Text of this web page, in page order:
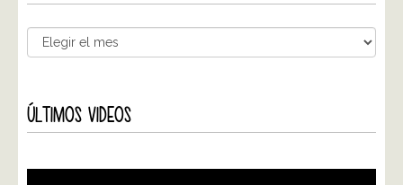
ÚLTIMOS VIDEOS